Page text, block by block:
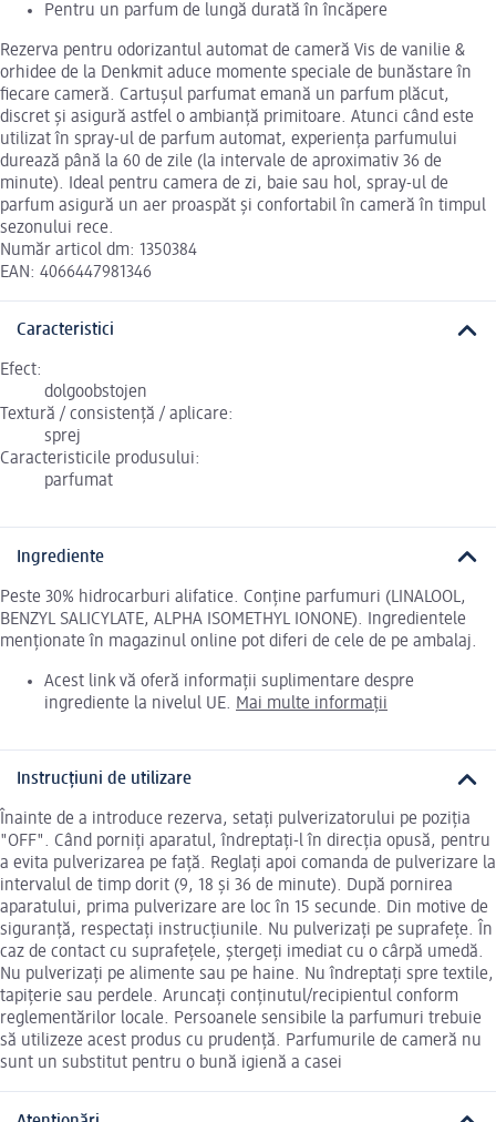
Pentru un parfum de lungă durată în încăpere
Rezerva pentru odorizantul automat de cameră Vis de vanilie &
orhidee de la Denkmit aduce momente speciale de bunăstare în
fiecare cameră. Cartușul parfumat emană un parfum plăcut,
discret și asigură astfel o ambianță primitoare. Atunci când este
utilizat în spray-ul de parfum automat, experiența parfumului
durează până la 60 de zile (la intervale de aproximativ 36 de
minute). Ideal pentru camera de zi, baie sau hol, spray-ul de
parfum asigură un aer proaspăt și confortabil în cameră în timpul
sezonului rece.
Număr articol dm: 1350384
EAN: 4066447981346
Caracteristici
Efect:
dolgoobstojen
Textură / consistență / aplicare:
sprej
Caracteristicile produsului:
parfumat
Ingrediente
Peste 30% hidrocarburi alifatice. Conține parfumuri (LINALOOL,
BENZYL SALICYLATE, ALPHA ISOMETHYL IONONE). Ingredientele
menționate în magazinul online pot diferi de cele de pe ambalaj.
Acest link vă oferă informații suplimentare despre
ingrediente la nivelul UE. Mai multe informații
Instrucțiuni de utilizare
Înainte de a introduce rezerva, setați pulverizatorului pe poziția
"OFF". Când porniți aparatul, îndreptați-l în direcția opusă, pentru
a evita pulverizarea pe față. Reglați apoi comanda de pulverizare la
intervalul de timp dorit (9, 18 și 36 de minute). După pornirea
aparatului, prima pulverizare are loc în 15 secunde. Din motive de
siguranță, respectați instrucțiunile. Nu pulverizați pe suprafețe. În
caz de contact cu suprafețele, ștergeți imediat cu o cârpă umedă.
Nu pulverizați pe alimente sau pe haine. Nu îndreptați spre textile,
tapițerie sau perdele. Aruncați conținutul/recipientul conform
reglementărilor locale. Persoanele sensibile la parfumuri trebuie
să utilizeze acest produs cu prudență. Parfumurile de cameră nu
sunt un substitut pentru o bună igienă a casei